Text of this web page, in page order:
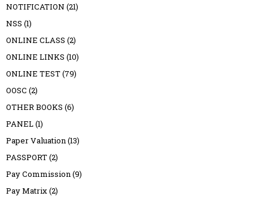
NOTIFICATION (21)
NSS (1)
ONLINE CLASS (2)
ONLINE LINKS (10)
ONLINE TEST(79)
OOSC (2)
OTHER BOOKS (6)
PANEL(1)
Paper Valuation(13)
PASSPORT(2)
Pay Commission(9)
Pay Matrix(2)